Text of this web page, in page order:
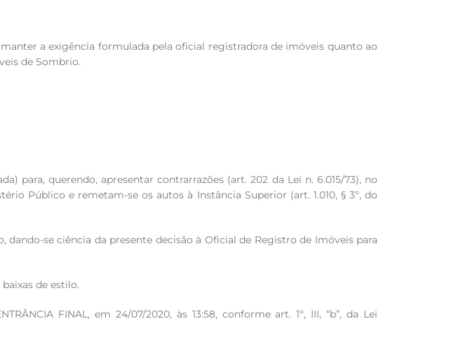
a exigência formulada pela oficial registradora de imóveis quanto ao
de Sombrio.
para, querendo, apresentar contrarrazões (art. 202 da Lei n. 6.015/73), no
Público e remetam-se os autos à Instância Superior (art. 1.010, § 3º, do
se ciência da presente decisão à Oficial de Registro de Imóveis para
de estilo.
FINAL, em 24/07/2020, às 13:58, conforme art. 1º, III, “b”, da Lei